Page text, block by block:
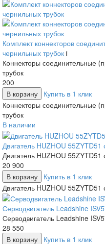
Комплект коннекторов
чернильных трубок i
Коннекторы соединительные
трубок
200
В корзину
Купить в 1 клик
Коннекторы соединительные
трубок
В наличии
Двигатель HUZHOU 55ZYTD51
Двигатель HUZHOU 55ZYTD51
20 900
В корзину
Купить в 1 клик
Двигатель HUZHOU 55ZYTD51
Серводвигатель Leadshine
Серводвигатель Leadshine
28 550
В корзину
Купить в 1 клик